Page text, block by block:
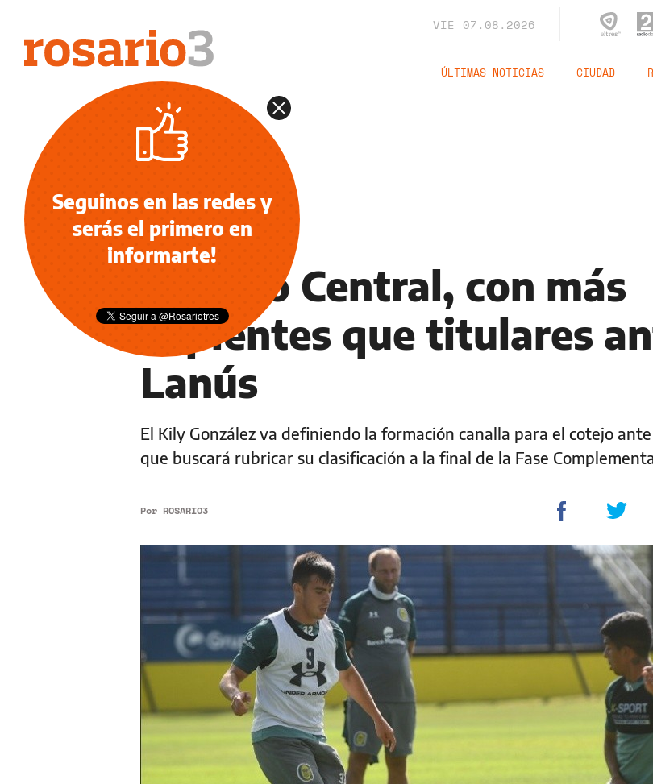
VIE 07.08.2026
ÚLTIMAS NOTICIAS CIUDAD
LIGA PROFESIONAL
Rosario Central, con más
suplentes que titulares
Lanús
El Kily González va definiendo la formación canalla para el cotejo
que buscará rubricar su clasificación a la final de la Fase
Por ROSARIO3
Seguinos en las redes y
serás el primero en
informarte!